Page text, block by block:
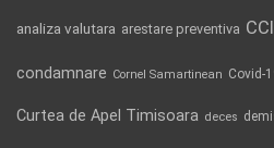
analiza valutara arestare preventiva
condamnare Cornel Samartinean Covid-
Curtea de Apel Timisoara deces